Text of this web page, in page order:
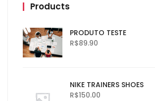
Products
PRODUTO TESTE
R$89.90
NIKE TRAINERS SHOES
R$150.00